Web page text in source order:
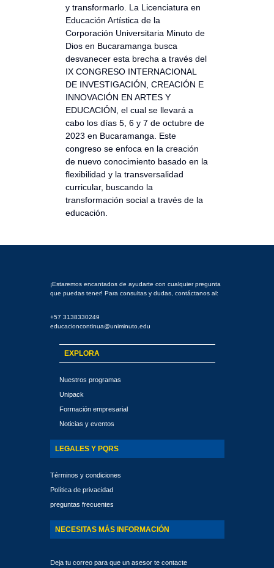
y transformarlo. La Licenciatura en
Educación Artística de la
Corporación Universitaria Minuto de
Dios en Bucaramanga busca
desvanecer esta brecha a través del
IX CONGRESO INTERNACIONAL
DE INVESTIGACIÓN, CREACIÓN E
INNOVACIÓN EN ARTES Y
EDUCACIÓN, el cual se llevará a
cabo los días 5, 6 y 7 de octubre de
2023 en Bucaramanga. Este
congreso se enfoca en la creación
de nuevo conocimiento basado en la
flexibilidad y la transversalidad
curricular, buscando la
transformación social a través de la
educación.
EXTRAJUDICIALES
¡Estaremos encantados de ayudarte con cualquier pregunta
que puedas tener! Para consultas y dudas, contáctanos al:
+57 3138330249
educacioncontinua@uniminuto.edu
EXPLORA
Nuestros programas
Unipack
Formación empresarial
Noticias y eventos
LEGALES Y PQRS
Términos y condiciones
Política de privacidad
preguntas frecuentes
NECESITAS MÁS INFORMACIÓN
Deja tu correo para que un asesor te contacte